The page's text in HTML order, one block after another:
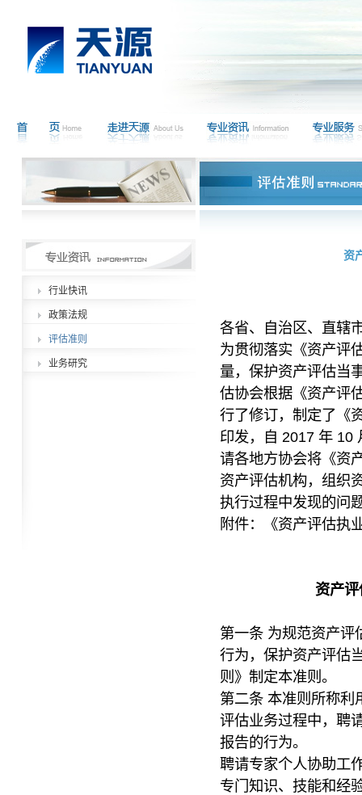
行业快讯
政策法规
评估准则
业务研究
资
各省、自治区、直辖
为贯彻落实《资产评
量，保护资产评估当
估协会根据《资产评
行了修订，制定了《
印发，自 2017 年 10
请各地方协会将《资
资产评估机构，组织
执行过程中发现的问
附件：《资产评估
资产
第一条 为规范资产评
行为，保护资产评估
则》制定本准则。
第二条 本准则所称利
评估业务过程中，聘
报告的行为。
聘请专家个人协助工
专门知识、技能和经